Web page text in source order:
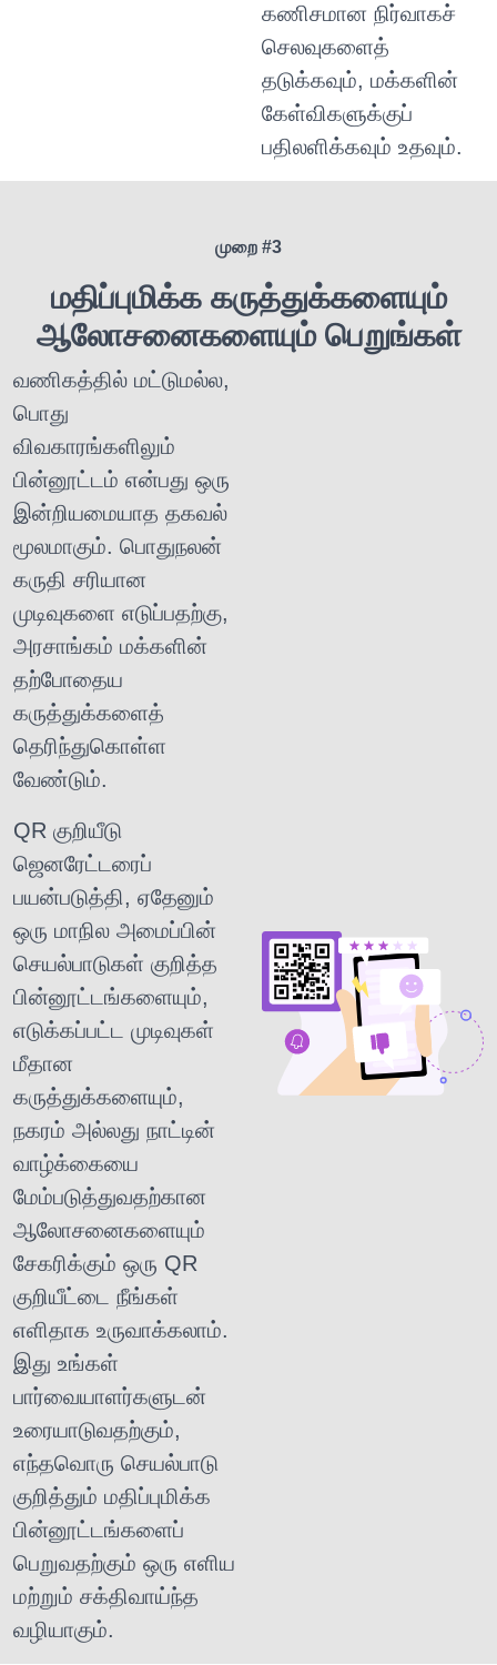
கணிசமான நிர்வாகச்
செலவுகளைத்
தடுக்கவும், மக்களின்
கேள்விகளுக்குப்
பதிலளிக்கவும் உதவும்.
முறை #3
மதிப்புமிக்க கருத்துக்களையும்
ஆலோசனைகளையும் பெறுங்கள்
வணிகத்தில் மட்டுமல்ல,
பொது
விவகாரங்களிலும்
பின்னூட்டம் என்பது ஒரு
இன்றியமையாத தகவல்
மூலமாகும். பொதுநலன்
கருதி சரியான
முடிவுகளை எடுப்பதற்கு,
அரசாங்கம் மக்களின்
தற்போதைய
கருத்துக்களைத்
தெரிந்துகொள்ள
வேண்டும்.
QR குறியீடு
ஜெனரேட்டரைப்
பயன்படுத்தி, ஏதேனும்
ஒரு மாநில அமைப்பின்
செயல்பாடுகள் குறித்த
பின்னூட்டங்களையும்,
எடுக்கப்பட்ட முடிவுகள்
மீதான
கருத்துக்களையும்,
நகரம் அல்லது நாட்டின்
வாழ்க்கையை
மேம்படுத்துவதற்கான
ஆலோசனைகளையும்
சேகரிக்கும் ஒரு QR
குறியீட்டை நீங்கள்
எளிதாக உருவாக்கலாம்.
இது உங்கள்
பார்வையாளர்களுடன்
உரையாடுவதற்கும்,
எந்தவொரு செயல்பாடு
குறித்தும் மதிப்புமிக்க
பின்னூட்டங்களைப்
பெறுவதற்கும் ஒரு எளிய
மற்றும் சக்திவாய்ந்த
வழியாகும்.